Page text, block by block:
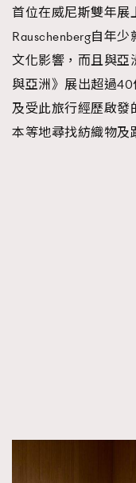
首位在威尼斯雙年展
Rauschenberg自年
文化影響，而且與亞
與亞洲》展出超過
及受此旅行經歷啟發
本等地尋找紡織物及